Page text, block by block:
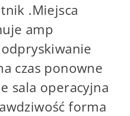
.Miejsca
amp
czas ponowne
sala operacyjna
forma